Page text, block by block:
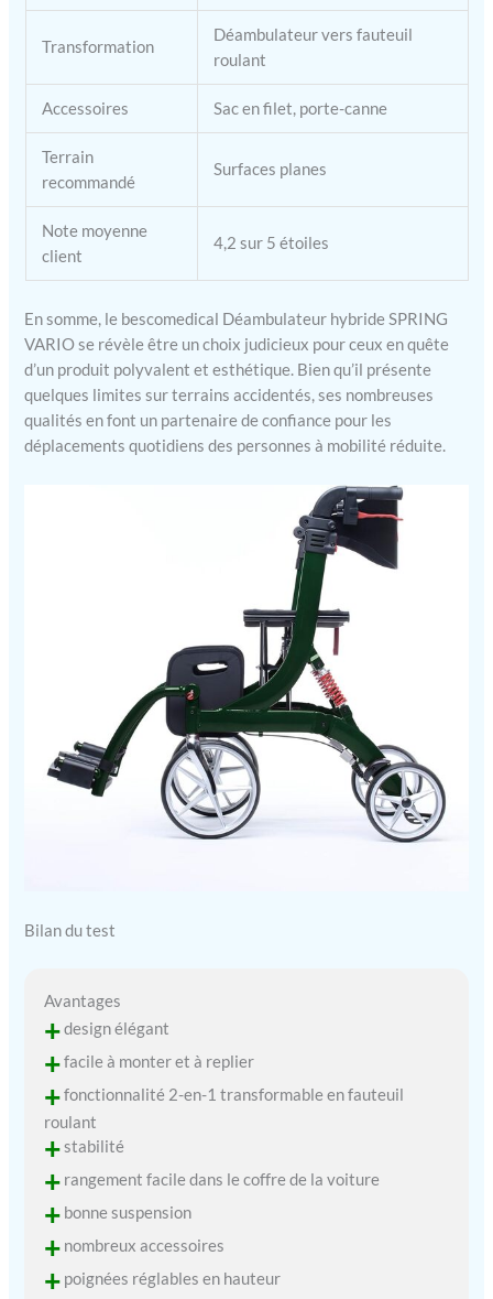
Transformation
Déambulateur vers fauteuil
roulant
Accessoires Sac en filet, porte-canne
Terrain
recommandé
Surfaces planes
Note moyenne
client
4,2 sur 5 étoiles
En somme, le bescomedical Déambulateur hybride SPRING
VARIO se révèle être un choix judicieux pour ceux en quête
d’un produit polyvalent et esthétique. Bien qu’il présente
quelques limites sur terrains accidentés, ses nombreuses
qualités en font un partenaire de confiance pour les
déplacements quotidiens des personnes à mobilité réduite.
Bilan du test
Avantages
+design élégant
+facile à monter et à replier
+fonctionnalité 2-en-1 transformable en fauteuil
roulant
+stabilité
+ rangement facile dans le coffre de la voiture
+ bonne suspension
+ nombreux accessoires
+ poignées réglables en hauteur